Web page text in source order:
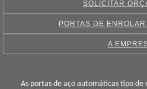
SOLICITAR
PORTAS DE
A
As portas de aço automáticas tipo de